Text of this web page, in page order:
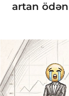
artan